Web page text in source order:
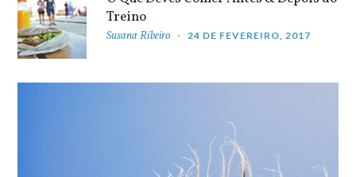
Treino
Susana Ribeiro 24 DE FEVEREIRO, 2017